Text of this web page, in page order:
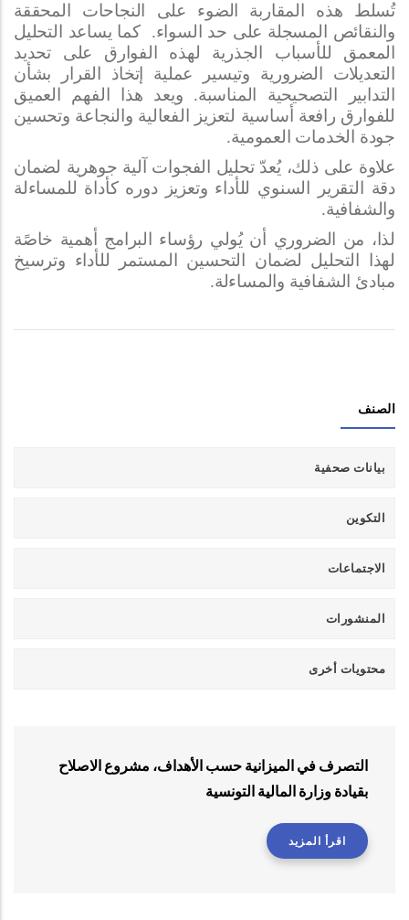
تُسلط هذه المقاربة الضوء على النجاحات المحققة
والنقائص المسجلة على حد السواء. كما يساعد التحليل
المعمق للأسباب الجذرية لهذه الفوارق على تحديد
التعديلات الضرورية وتيسير عملية
إتخاذ القرار بشأن
التدابير التصحيحية المناسبة. ويعد هذا الفهم العميق
للفوارق رافعة أساسية لتعزيز الفعالية والنجاعة وتحسين
جودة الخدمات العمومية.
علاوة على ذلك، يُعدّ تحليل الفجوات آلية جوهرية لضمان
دقة
التقرير
السنوي للأداء وتعزيز دوره كأداة للمساءلة
والشفافية.
لذا، من الضروري أن يُولي رؤساء البرامج أهمية خاصًة
لهذا التحليل لضمان التحسين المستمر للأداء وترسيخ
مبادئ الشفافية والمساءلة.
الصنف
بيانات صحفية
التكوين
الاجتماعات
المنشورات
محتويات أخرى
التصرف في الميزانية حسب الأهداف، مشروع الاصلاح
بقيادة وزارة المالية التونسية
اقرأ المزيد